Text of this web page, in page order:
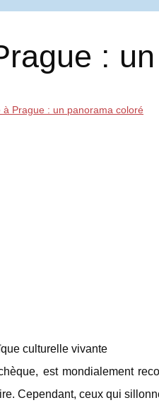
:
à Prague : un panorama coloré
culturelle vivante
est mondialement
Cependant, ceux qui